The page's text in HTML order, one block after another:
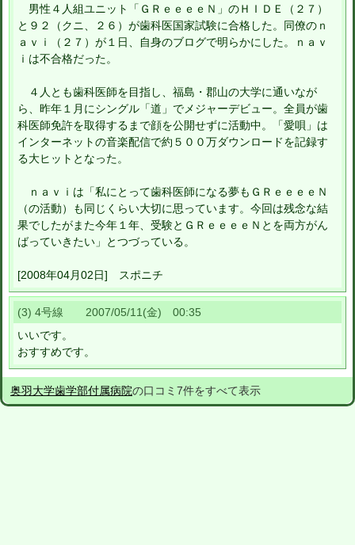
男性４人組ユニット「ＧＲｅｅｅｅＮ」のＨＩＤＥ（２７）
と９２（クニ、２６）が歯科医国家試験に合格した。同僚のｎ
ａｖｉ（２７）が１日、自身のブログで明らかにした。ｎａｖ
ｉは不合格だった。
４人とも歯科医師を目指し、福島・郡山の大学に通いなが
ら、昨年１月にシングル「道」でメジャーデビュー。全員が歯
科医師免許を取得するまで顔を公開せずに活動中。「愛唄」は
インターネットの音楽配信で約５００万ダウンロードを記録す
る大ヒットとなった。
ｎａｖｉは「私にとって歯科医師になる夢もＧＲｅｅｅｅＮ
（の活動）も同じくらい大切に思っています。今回は残念な結
果でしたがまた今年１年、受験とＧＲｅｅｅｅＮとを両方がん
ばっていきたい」とつづっている。
[2008年04月02日] スポニチ
(3) 4号線 2007/05/11(金) 00:35
いいです。
おすすめです。
奥羽大学歯学部付属病院の口コミ7件をすべて表示